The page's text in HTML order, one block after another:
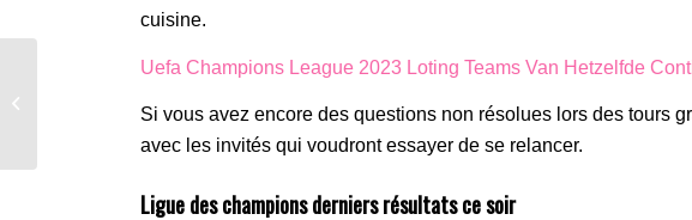
cuisine.
Uefa Champions League 2023 Loting Teams Van Hetzelfde
Si vous avez encore des questions non résolues lors des tours
avec les invités qui voudront essayer de se relancer.
Ligue des champions derniers résultats ce soir
Spiel Champions League Finale –
Beste Quoten Für Crystal Palace